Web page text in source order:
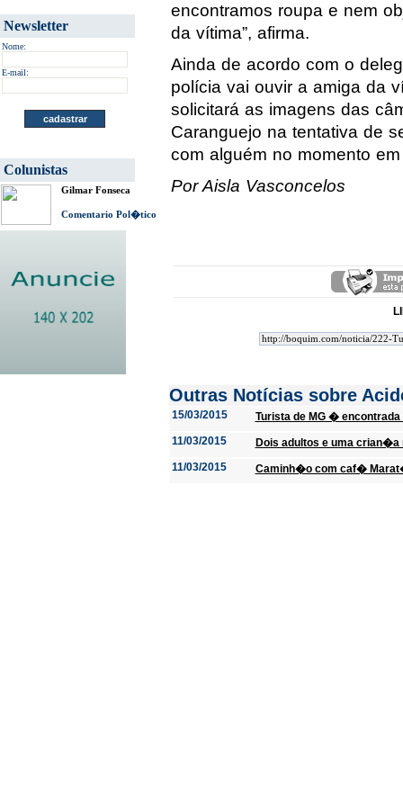
Newsletter
Nome:
E-mail:
Colunistas
Gilmar Fonseca
Comentario Pol�tico
encontramos roupa e nem
da vítima”, afirma.
Ainda de acordo com o
polícia vai ouvir a amiga da
solicitará as imagens das
Caranguejo na tentativa de
com alguém no momento
Por Aisla Vasconcelos
Outras Notícias sobre
15/03/2015
Turista de MG �
11/03/2015
Dois adultos e uma
11/03/2015
Caminh�o com caf�